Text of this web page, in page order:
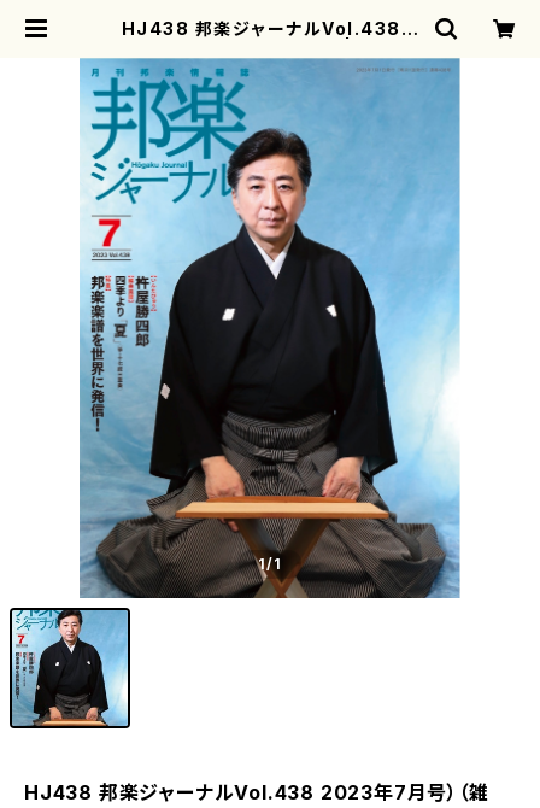
HJ438 邦楽ジャーナルVol.438 2
rearth
1/1
HJ438 邦楽ジャーナルVol.438 2023年7月号）（雑